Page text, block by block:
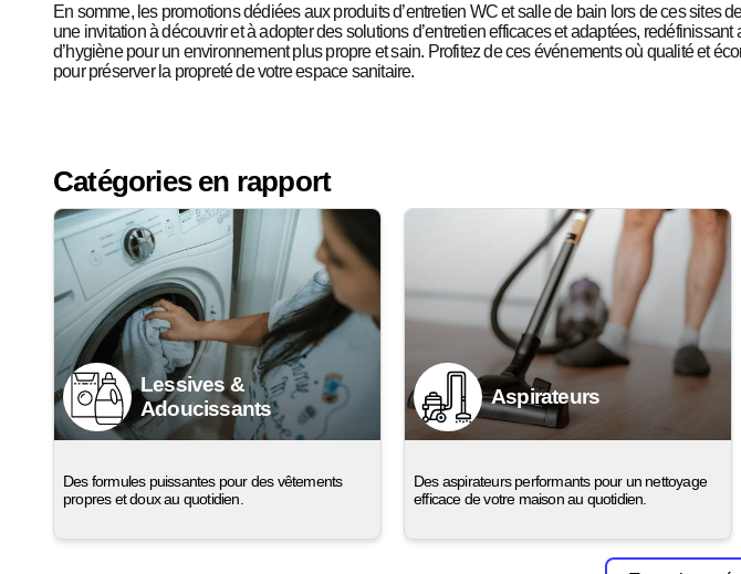
En somme, les promotions dédiées aux produits d’entretien WC et salle de bain lors de ces sites
une invitation à découvrir et à adopter des solutions d’entretien efficaces et adaptées, redéfinissant
d’hygiène pour un environnement plus propre et sain. Profitez de ces événements où qualité et
pour préserver la propreté de votre espace sanitaire.
Catégories en rapport
Lessives &
Adoucissants
Des formules puissantes pour des vêtements
propres et doux au quotidien.
Aspirateurs
Des aspirateurs performants pour un nettoyage
efficace de votre maison au quotidien.